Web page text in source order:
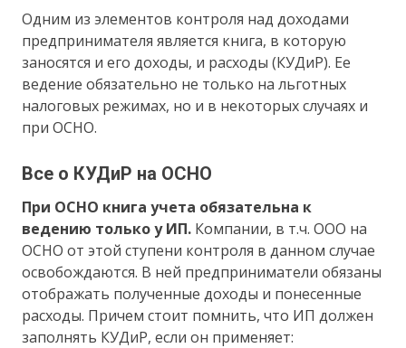
Одним из элементов контроля над доходами
предпринимателя является книга, в которую
заносятся и его доходы, и расходы (КУДиР). Ее
ведение обязательно не только на льготных
налоговых режимах, но и в некоторых случаях и
при ОСНО.
Все о КУДиР на ОСНО
При ОСНО книга учета обязательна к
ведению только у ИП. Компании, в т.ч. ООО на
ОСНО от этой ступени контроля в данном случае
освобождаются. В ней предприниматели обязаны
отображать полученные доходы и понесенные
расходы. Причем стоит помнить, что ИП должен
заполнять КУДиР, если он применяет: